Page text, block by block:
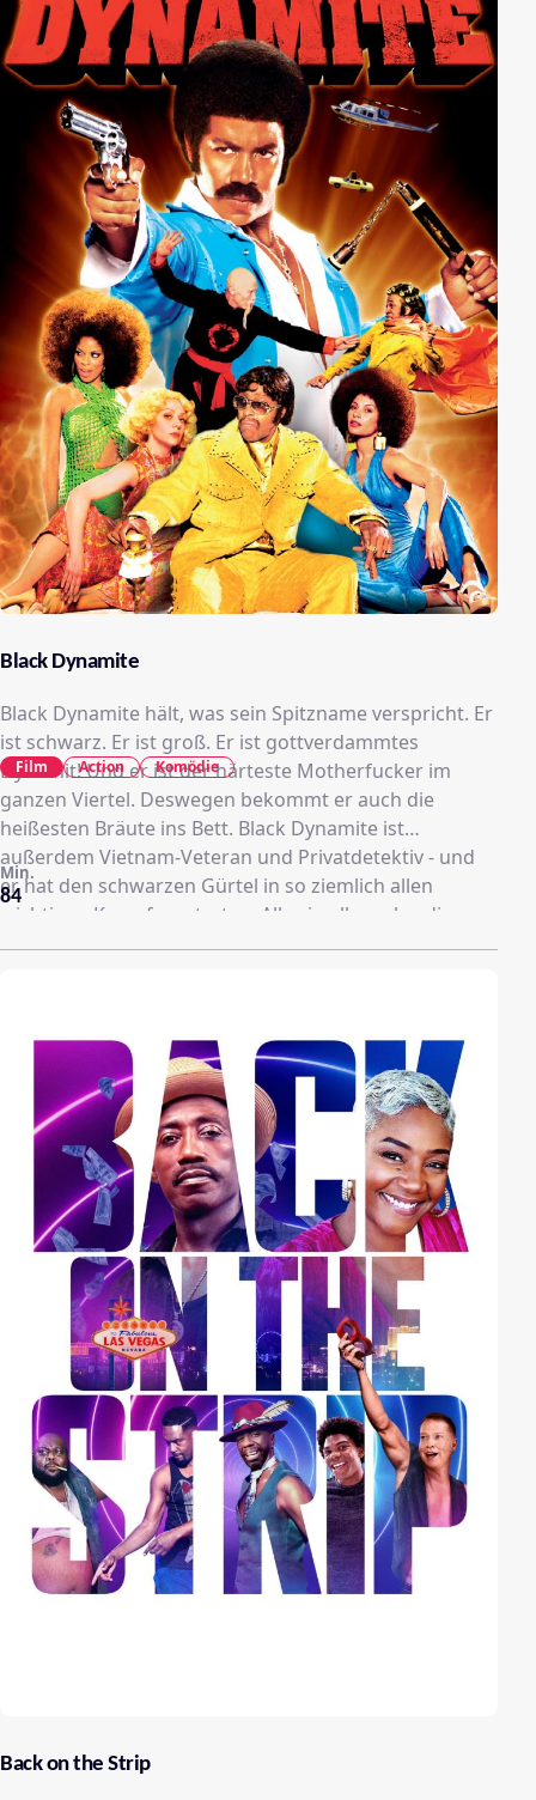
Black Dynamite
Black Dynamite hält, was sein Spitzname verspricht. Er
ist schwarz. Er ist groß. Er ist gottverdammtes
Dynamit! Und er ist der härteste Motherfucker im
ganzen Viertel. Deswegen bekommt er auch die
heißesten Bräute ins Bett. Black Dynamite ist
außerdem Vietnam-Veteran und Privatdetektiv - und
er hat den schwarzen Gürtel in so ziemlich allen
wichtigen Kampfsportarten. Alles in allem also die
besten Voraussetzungen, wenn es darum geht,
Stadt drunter und drüber geht. Eine Armee von
Gangstern steht gegen ihn - aber Black Dynamite ist
nicht zu stoppen. Er räumt mit dem Verbrechen auf,
ein für allemal!
84
Min.
Film Action Komödie
Back on the Strip